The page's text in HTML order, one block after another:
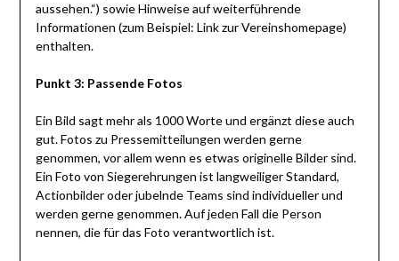
aussehen.“) sowie Hinweise auf weiterführende
Informationen (zum Beispiel: Link zur Vereinshomepage)
enthalten.
Punkt 3: Passende Fotos
Ein Bild sagt mehr als 1000 Worte und ergänzt diese auch
gut. Fotos zu Pressemitteilungen werden gerne
genommen, vor allem wenn es etwas originelle Bilder sind.
Ein Foto von Siegerehrungen ist langweiliger Standard,
Actionbilder oder jubelnde Teams sind individueller und
werden gerne genommen. Auf jeden Fall die Person
nennen, die für das Foto verantwortlich ist.